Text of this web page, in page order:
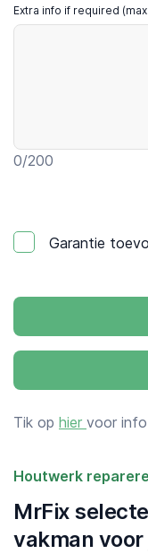
Extra info if required
0/200
Garantie
Tik op hier voor
Houtwerk
MrFix
vakman